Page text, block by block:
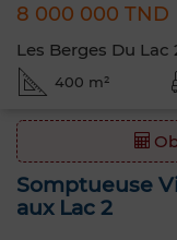
8 000 000 TND
Les Berges Du Lac
400 m²
Somptueuse
aux Lac 2